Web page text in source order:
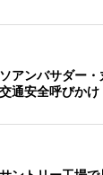
アンバサダー
通安全呼びかけ